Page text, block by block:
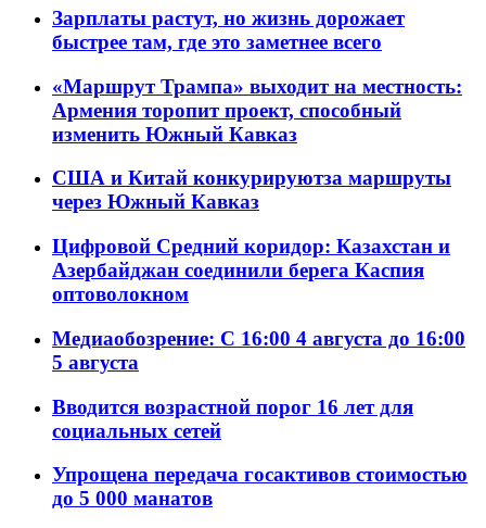
Зарплаты растут, но жизнь дорожает
быстрее там, где это заметнее всего
«Маршрут Трампа» выходит на местность:
Армения торопит проект, способный
изменить Южный Кавказ
США и Китай конкурируютза маршруты
через Южный Кавказ
Цифровой Средний коридор: Казахстан и
Азербайджан соединили берега Каспия
оптоволокном
Медиаобозрение: С 16:00 4 августа до 16:00
5 августа
Вводится возрастной порог 16 лет для
социальных сетей
Упрощена передача госактивов стоимостью
до 5 000 манатов